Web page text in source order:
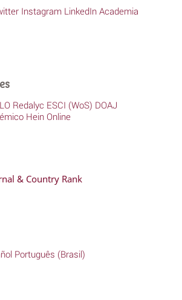
Instagram LinkedIn Academia
Redalyc ESCI (WoS) DOAJ
Hein Online
Português (Brasil)